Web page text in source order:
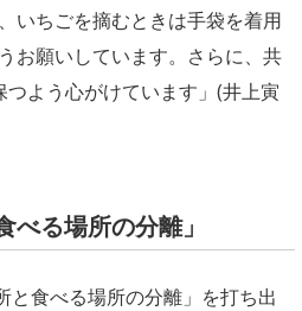
いちごを摘むときは手袋を着用
お願いしています。さらに、共
よう心がけています」(井上寅
る場所の分離」
と食べる場所の分離」を打ち出